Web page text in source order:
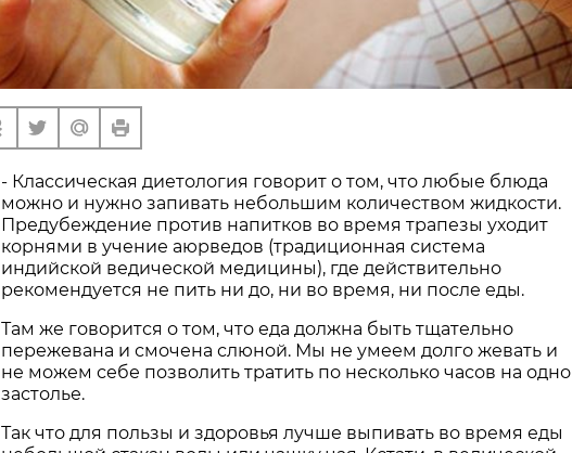
- Классическая диетология говорит о том, что любые блюда
можно и нужно запивать небольшим количеством жидкости.
Предубеждение против напитков во время трапезы уходит
корнями в учение аюрведов (традиционная система
индийской ведической медицины), где действительно
рекомендуется не пить ни до, ни во время, ни после еды.
Там же говорится о том, что еда должна быть тщательно
пережевана и смочена слюной. Мы не умеем долго жевать и
не можем себе позволить тратить по несколько часов на одно
застолье.
Так что для пользы и здоровья лучше выпивать во время еды